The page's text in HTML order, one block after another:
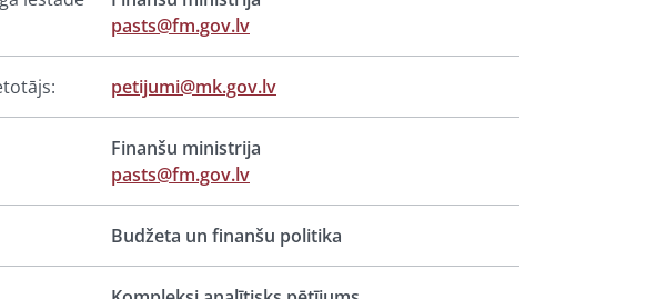
pasts@fm.gov.lv
petijumi@mk.gov.lv
Finanšu ministrija
pasts@fm.gov.lv
Budžeta un finanšu politika